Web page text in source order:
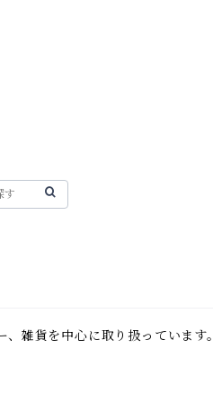
雑貨を中心に取り扱っています。